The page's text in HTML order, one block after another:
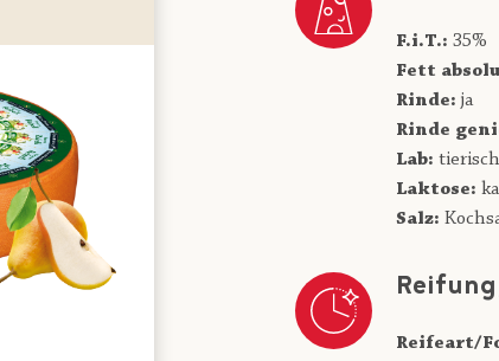
F.i.T.: 35%
Fett
Rinde: ja
Rinde
Lab:
Laktose:
Salz:
Reifeart/